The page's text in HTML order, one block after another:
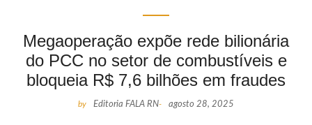
Megaoperação expõe rede bilionária
do PCC no setor de combustíveis e
bloqueia R$ 7,6 bilhões em fraudes
by Editoria FALA RN- agosto 28, 2025